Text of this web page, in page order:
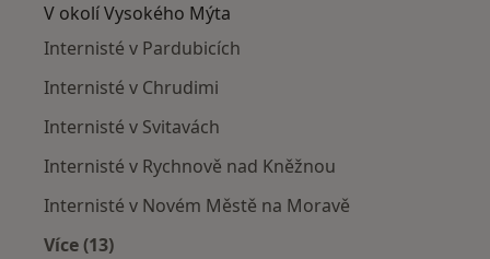
V okolí Vysokého Mýta
Internisté v Pardubicích
Internisté v Chrudimi
Internisté v Svitavách
Internisté v Rychnově nad Kněžnou
Internisté v Novém Městě na Moravě
Více (13)